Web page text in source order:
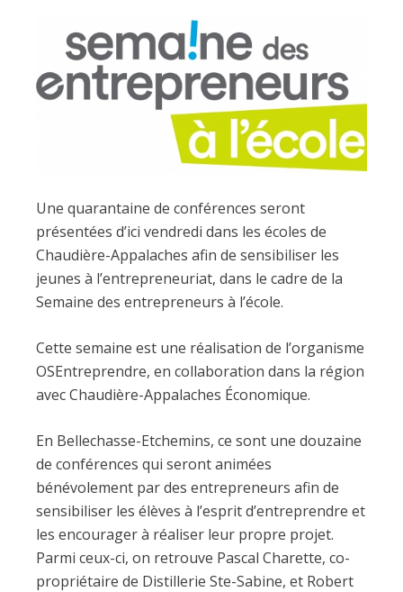
o
k
Une quarantaine de conférences seront
présentées d’ici vendredi dans les écoles de
Chaudière-Appalaches afin de sensibiliser les
jeunes à l’entrepreneuriat, dans le cadre de la
Semaine des entrepreneurs à l’école.
Cette semaine est une réalisation de l’organisme
OSEntreprendre, en collaboration dans la région
avec Chaudière-Appalaches Économique.
En Bellechasse-Etchemins, ce sont une douzaine
de conférences qui seront animées
bénévolement par des entrepreneurs afin de
sensibiliser les élèves à l’esprit d’entreprendre et
les encourager à réaliser leur propre projet.
Parmi ceux-ci, on retrouve Pascal Charette, co-
propriétaire de Distillerie Ste-Sabine, et Robert